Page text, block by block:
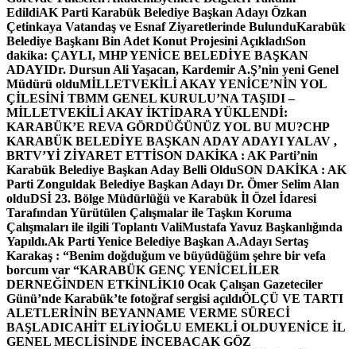
EdildiAK Parti Karabük Belediye Başkan Adayı Özkan
Çetinkaya Vatandaş ve Esnaf Ziyaretlerinde BulunduKarabük
Belediye Başkanı Bin Adet Konut Projesini AçıkladıSon
dakika: ÇAYLI, MHP YENİCE BELEDİYE BAŞKAN
ADAYIDr. Dursun Ali Yaşacan, Kardemir A.Ş’nin yeni Genel
Müdürü olduMİLLETVEKİLİ AKAY YENİCE’NİN YOL
ÇİLESİNİ TBMM GENEL KURULU’NA TAŞIDI –
MİLLETVEKİLİ AKAY İKTİDARA YÜKLENDİ:
KARABÜK’E REVA GÖRDÜĞÜNÜZ YOL BU MU?CHP
KARABÜK BELEDİYE BAŞKAN ADAY ADAYI YALAV ,
BRTV’Yİ ZİYARET ETTİSON DAKİKA : AK Parti’nin
Karabük Belediye Başkan Aday Belli OlduSON DAKİKA : AK
Parti Zonguldak Belediye Başkan Adayı Dr. Ömer Selim Alan
olduDSİ 23. Bölge Müdürlüğü ve Karabük İl Özel İdaresi
Tarafından Yürütülen Çalışmalar ile Taşkın Koruma
Çalışmaları ile ilgili Toplantı ValiMustafa Yavuz Başkanlığında
Yapıldı.Ak Parti Yenice Belediye Başkan A.Adayı Sertaş
Karakaş : “Benim doğduğum ve büyüdüğüm şehre bir vefa
borcum var “KARABÜK GENÇ YENİCELİLER
DERNEĞİNDEN ETKİNLİK10 Ocak Çalışan Gazeteciler
Günü’nde Karabük’te fotoğraf sergisi açıldıÖLÇÜ VE TARTI
ALETLERİNİN BEYANNAME VERME SÜRECİ
BAŞLADICAHİT ELiYİOĞLU EMEKLİ OLDUYENİCE İL
GENEL MECLİSİNDE İNCEBACAK GÖZ